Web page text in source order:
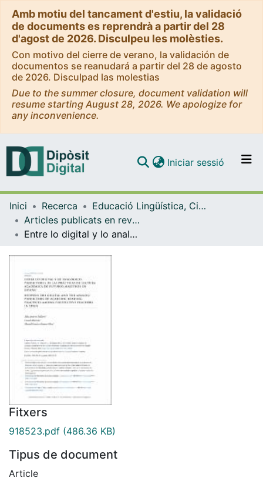
Amb motiu del tancament d'estiu, la validació
de documents es reprendrà a partir del 28
d'agost de 2026. Disculpeu les molèsties.
Con motivo del cierre de verano, la validación de
documentos se reanudará a partir del 28 de agosto
de 2026. Disculpad las molestias
Due to the summer closure, document validation will
resume starting August 28, 2026. We apologize for
any inconvenience.
Navega per tot el DD
Com publicar
Iniciar sessió (current)
Inici Recerca
Educació Lingüística, Científica i Matemàtica
Articles publicats en revistes (Educació Lingüística, Científica i Matemàtica)
Entre lo digital y lo analógico: predictores de las prácticas de lectura académica de futuros maestros en España
Fitxers
918523.pdf (486.36 KB)
Tipus de document
Article